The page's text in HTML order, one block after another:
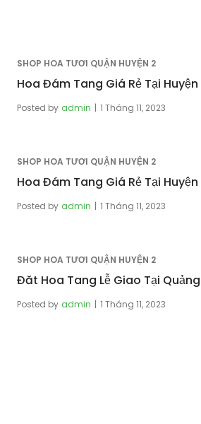
SHOP HOA TƯƠI QUẬN HUYỆN 2
Hoa Đám Tang Giá Rẻ Tại
Posted by admin 1 Tháng 11, 2023
SHOP HOA TƯƠI QUẬN HUYỆN 2
Hoa Đám Tang Giá Rẻ Tại
Posted by admin 1 Tháng 11, 2023
SHOP HOA TƯƠI QUẬN HUYỆN 2
Đăt Hoa Tang Lễ Giao Tại
Posted by admin 1 Tháng 11, 2023